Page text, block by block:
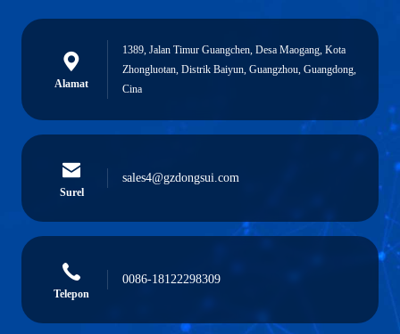
Alamat
1389, Jalan Timur Guangchen, Desa Maogang, Kota
Zhongluotan, Distrik Baiyun, Guangzhou, Guangdong,
Cina
Surel
sales4@gzdongsui.com
Telepon
0086-18122298309